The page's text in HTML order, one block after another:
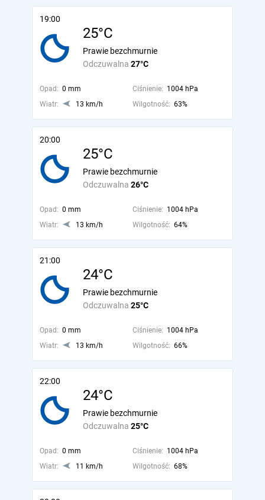
19:00
25°C
Odczuwalna 27°C
Prawie bezchmurnie
Opad: 0 mm Ciśnienie: 1004 hPa
Wiatr:
13 km/h Wilgotność: 63%
20:00
25°C
Odczuwalna 26°C
Prawie bezchmurnie
Opad: 0 mm Ciśnienie: 1004 hPa
Wiatr:
13 km/h Wilgotność: 64%
21:00
24°C
Odczuwalna 25°C
Prawie bezchmurnie
Opad: 0 mm Ciśnienie: 1004 hPa
Wiatr:
13 km/h Wilgotność: 66%
22:00
24°C
Odczuwalna 25°C
Prawie bezchmurnie
Opad: 0 mm Ciśnienie: 1004 hPa
Wiatr:
11 km/h Wilgotność: 68%